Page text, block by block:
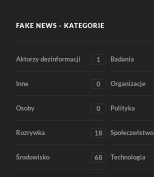
FAKE NEWS - KATEGORIE
Aktorzy dezinformacji 1 Badania
Inne 0 Organizacje
Osoby 0 Polityka
Rozrywka 18 Społeczeństwo
Środowisko 68 Technologia